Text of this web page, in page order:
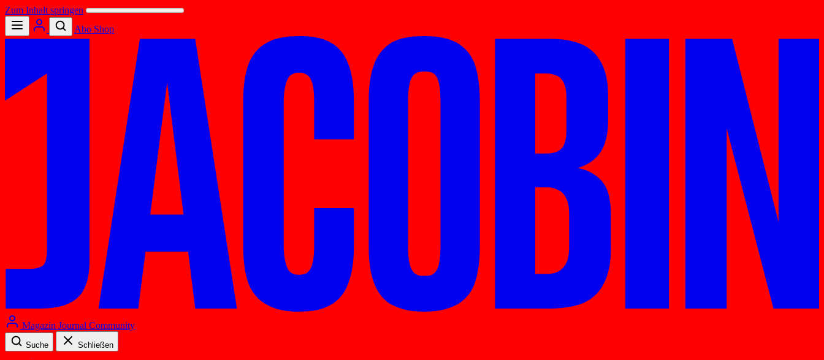
Zum Inhalt springen
Abo Shop
Magazin Journal Community
Suche Schließen